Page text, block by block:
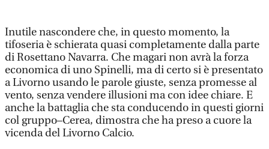
Inutile nascondere che, in questo momento, la
tifoseria è schierata quasi completamente dalla parte
di Rosettano Navarra. Che magari non avrà la forza
economica di uno Spinelli, ma di certo si è presentato
a Livorno usando le parole giuste, senza promesse al
vento, senza vendere illusioni ma con idee chiare. E
anche la battaglia che sta conducendo in questi giorni
col gruppo–Cerea, dimostra che ha preso a cuore la
vicenda del Livorno Calcio.